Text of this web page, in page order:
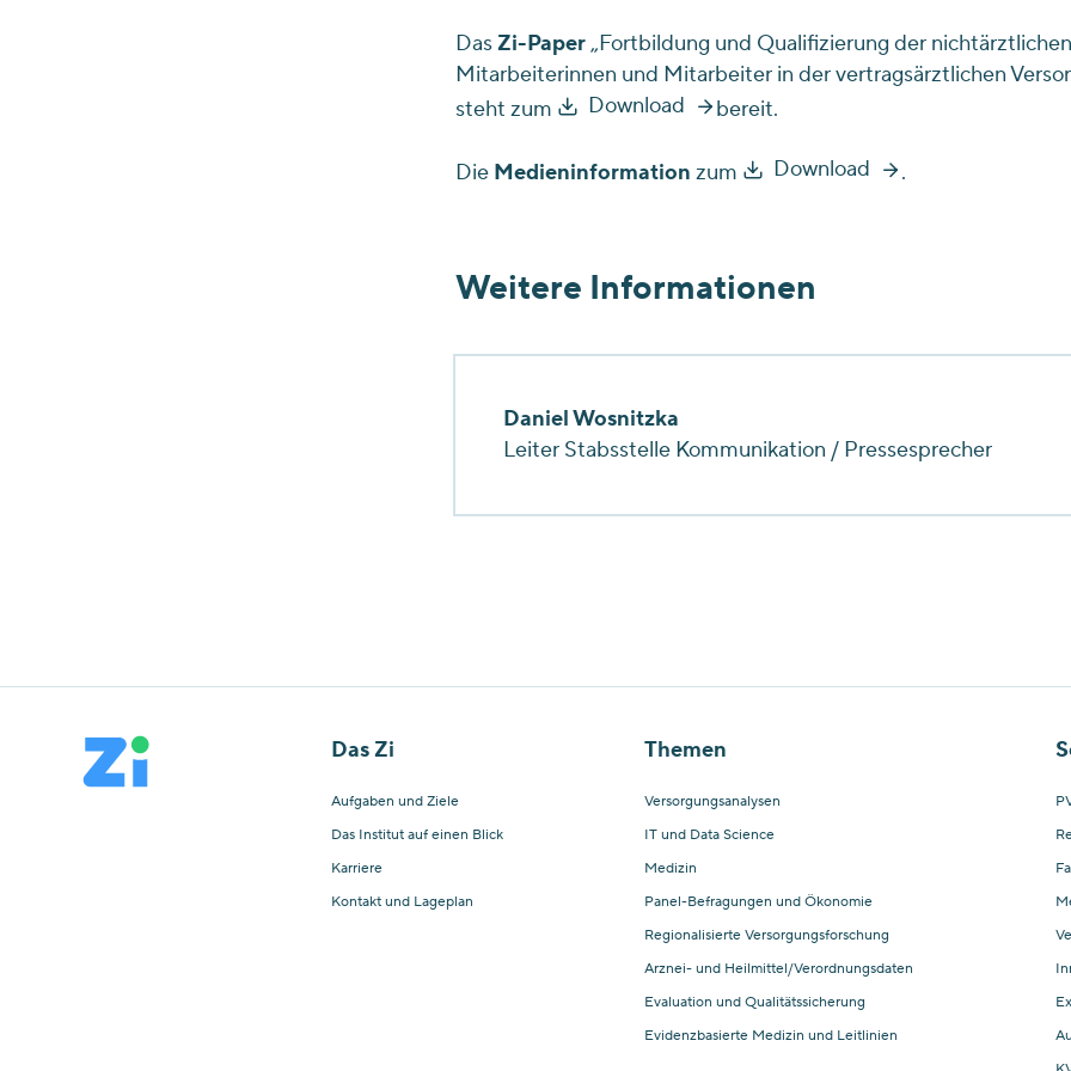
DasZi-Paper„Fortbildung und Qualifizierung der nichtärztlichen
Mitarbeiterinnen und Mitarbeiter in der vertragsärztlichen
steht zum
Download bereit.
Die Medieninformation zum Download .
Weitere Informationen
Daniel Wosnitzka
Leiter Stabsstelle Kommunikation / Pressesprecher
Das Zi
Aufgaben und Ziele
Das Institut auf einen Blick
Karriere
Kontakt und Lageplan
Themen
Versorgungsanalysen
IT und Data Science
Medizin
Panel-Befragungen und Ökonomie
Regionalisierte Versorgungsforschung
Arznei- und Heilmittel/Verordnungsdaten
Evaluation und Qualitätssicherung
Evidenzbasierte Medizin und Leitlinien